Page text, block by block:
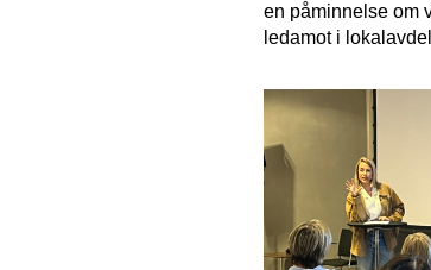
en påminnelse om
ledamot i